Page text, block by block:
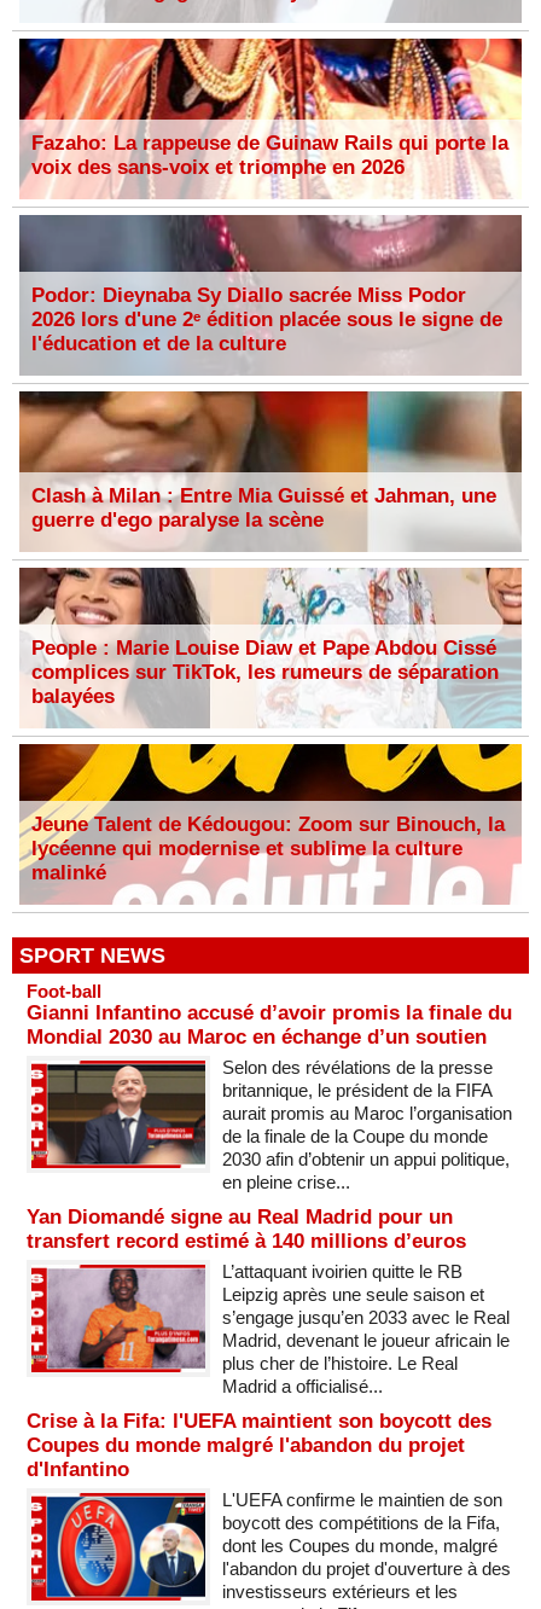
Fazaho: La rappeuse de Guinaw Rails qui porte la
voix des sans-voix et triomphe en 2026
Podor: Dieynaba Sy Diallo sacrée Miss Podor
2026 lors d'une 2ᵉ édition placée sous le signe de
l'éducation et de la culture
Clash à Milan : Entre Mia Guissé et Jahman, une
guerre d'ego paralyse la scène
People : Marie Louise Diaw et Pape Abdou Cissé
complices sur TikTok, les rumeurs de séparation
balayées
Jeune Talent de Kédougou: Zoom sur Binouch, la
lycéenne qui modernise et sublime la culture
malinké
SPORT NEWS
Foot-ball
Gianni Infantino accusé d’avoir promis la finale du
Mondial 2030 au Maroc en échange d’un soutien
Selon des révélations de la presse
britannique, le président de la FIFA
aurait promis au Maroc l’organisation
de la finale de la Coupe du monde
2030 afin d’obtenir un appui politique,
en pleine crise...
Yan Diomandé signe au Real Madrid pour un
transfert record estimé à 140 millions d’euros
L’attaquant ivoirien quitte le RB
Leipzig après une seule saison et
s’engage jusqu’en 2033 avec le Real
Madrid, devenant le joueur africain le
plus cher de l’histoire. Le Real
Madrid a officialisé...
Crise à la Fifa: l'UEFA maintient son boycott des
Coupes du monde malgré l'abandon du projet
d'Infantino
L'UEFA confirme le maintien de son
boycott des compétitions de la Fifa,
dont les Coupes du monde, malgré
l'abandon du projet d'ouverture à des
investisseurs extérieurs et les